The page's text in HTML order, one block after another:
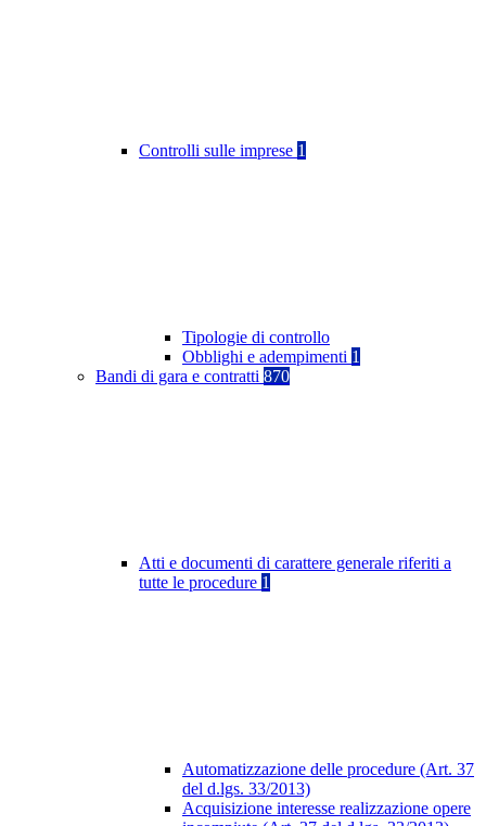
Controlli sulle imprese 1
Tipologie di controllo
Obblighi e adempimenti 1
Bandi di gara e contratti 870
Atti e documenti di carattere generale riferiti a
tutte le procedure 1
Automatizzazione delle procedure (Art. 37
del d.lgs. 33/2013)
Acquisizione interesse realizzazione opere